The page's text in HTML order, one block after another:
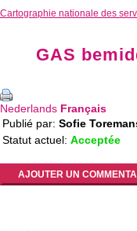
Cartographie nationale des
GAS
Nederlands Français
Publié par: Sofie
Statut actuel: Acceptée
AJOUTER UN